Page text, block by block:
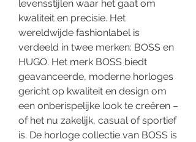
levensstijlen waar het gaat om
kwaliteit en precisie. Het
wereldwijde fashionlabel is
verdeeld in twee merken: BOSS en
HUGO. Het merk BOSS biedt
geavanceerde, moderne horloges
gericht op kwaliteit en design om
een onberispelijke look te creëren –
of het nu zakelijk, casual of sportief
is. De horloge collectie van BOSS is